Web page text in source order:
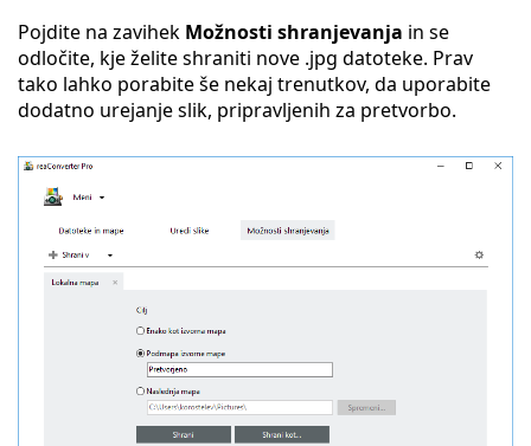
Pojdite na zavihek Možnosti shranjevanja in se
odločite, kje želite shraniti nove .jpg datoteke. Prav
tako lahko porabite še nekaj trenutkov, da uporabite
dodatno urejanje slik, pripravljenih za pretvorbo.